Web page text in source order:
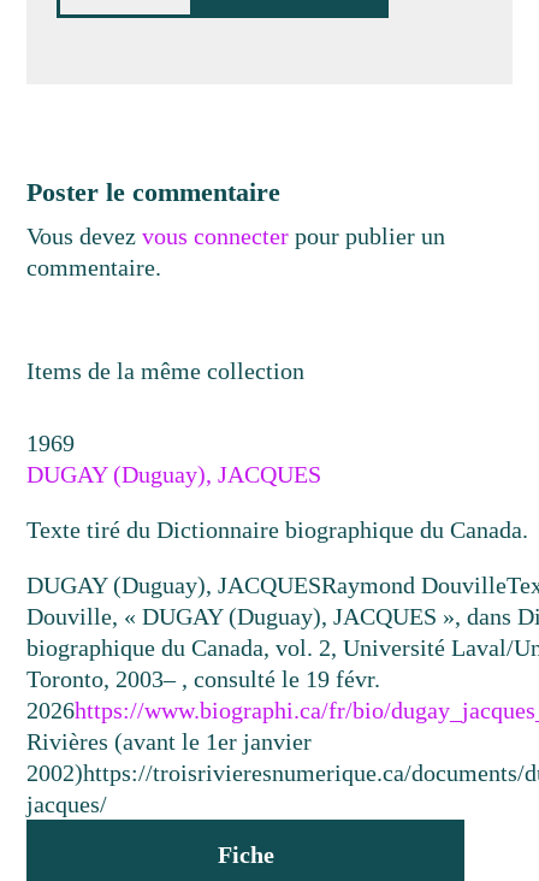
Poster le commentaire
Vous devezvous connecter pour publier un
commentaire.
Items de la même collection
1969
DUGAY (Duguay), JACQUES
Texte tiré du Dictionnaire biographique du Canada.
DUGAY (Duguay), JACQUESRaymond Douville
Douville, « DUGAY (Duguay), JACQUES », dans
biographique du Canada, vol. 2, Université Laval/
Toronto, 2003– , consulté le 19 févr.
2026https://www.biographi.ca/fr/bio/
Rivières (avant le 1er janvier
2002)https://troisrivieresnumerique.ca/documents/
jacques/
Fiche